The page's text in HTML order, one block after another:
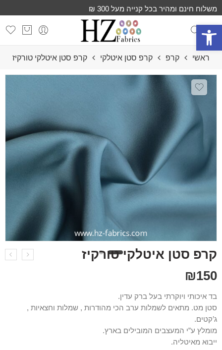
פתח סרגל נגישות
משלוח חינם ומהיר בכל קנייה מעל 300 ₪
ראשי קרפ קרפ סטן איטלקי קרפ סטן איטלקי טורקיז
קרפ סטן איטלקי טורקיז
₪150
בד איכותי ויוקרתי בעל ברק עדין.
סטן מט. מתאים לשמלות ערב הכי מהודרות , שמלות וחצאיות ,
ג’קטים.
מומלץ ע”י המעצבים המובילים בארץ.
ייבוא מאיטליה.